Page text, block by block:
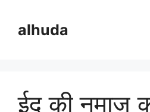
contentalhuda
ईद की नमाज़